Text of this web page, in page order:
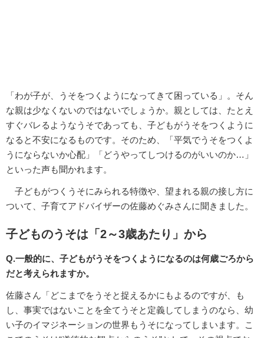
「わが子が、うそをつくようになってきて困っている」。そん
な親は少なくないのではないでしょうか。親としては、たとえ
すぐバレるようなうそであっても、子どもがうそをつくように
なると不安になるものです。そのため、「平気でうそをつくよ
うにならないか心配」「どうやってしつけるのがいいのか…」
といった声も聞かれます。
子どもがつくうそにみられる特徴や、望まれる親の接し方に
ついて、子育てアドバイザーの佐藤めぐみさんに聞きました。
子どものうそは「2～3歳あたり」から
Q.一般的に、子どもがうそをつくようになるのは何歳ごろから
だと考えられますか。
佐藤さん「どこまでをうそと捉えるかにもよるのですが、も
し、事実ではないことを全てうそと定義してしまうのなら、幼
い子のイマジネーションの世界もうそになってしまいます。こ